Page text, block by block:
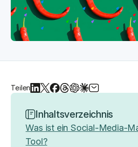
Teilen
Inhaltsverzeichnis
Was ist ein Social-Media-
Tool?